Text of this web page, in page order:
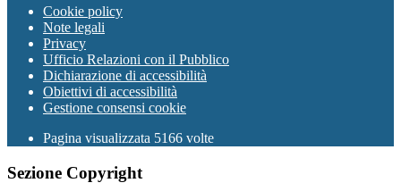
Cookie policy
Note legali
Privacy
Ufficio Relazioni con il Pubblico
Dichiarazione di accessibilità
Obiettivi di accessibilità
Gestione consensi cookie
Pagina visualizzata 5166 volte
Sezione Copyright